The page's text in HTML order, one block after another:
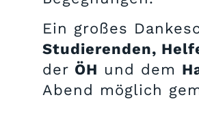
Ein großes
Studierenden,
der ÖH und dem
Abend möglich